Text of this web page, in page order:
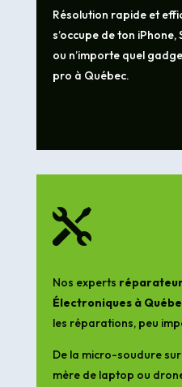
Résolution rapide et
s’occupe de ton
ou n’importe quel
pro à Québec.

Nos experts
Électroniques à
les réparations, peu
De la micro-soudure
mère de laptop ou